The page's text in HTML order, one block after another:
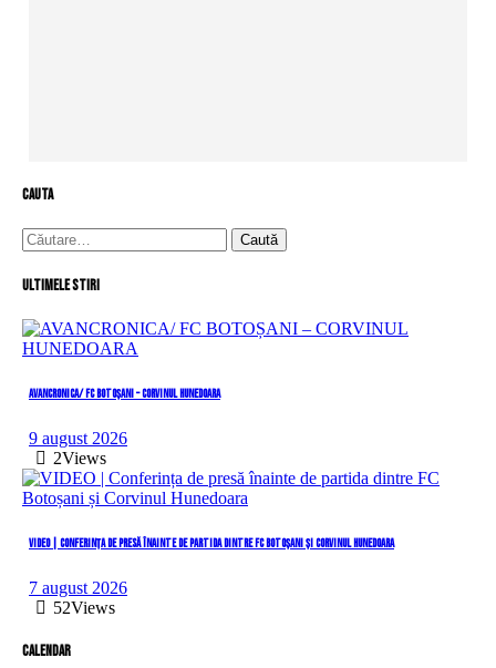
cauta
Caută
după:
Ultimele stiri
AVANCRONICA/ FC BOTOȘANI – CORVINUL HUNEDOARA
9 august 2026
2Views
VIDEO | Conferința de presă înainte de partida dintre FC Botoșani și Corvinul Hunedoara
7 august 2026
52Views
Calendar